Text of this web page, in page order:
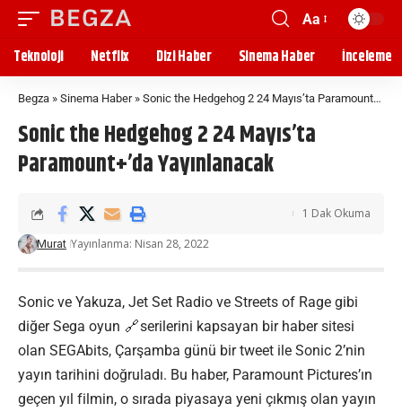
Aa
Teknoloji Netflix Dizi Haber Sinema Haber İnceleme
Begza » Sinema Haber» Sonic the Hedgehog 2 24 Mayıs’ta Paramount+’da Yayınlanacak
Sonic the Hedgehog 2 24 Mayıs’ta
Paramount+’da Yayınlanacak
Murat Yayınlanma: Nisan 28, 2022
1 Dak Okuma
Sonic ve Yakuza, Jet Set Radio ve Streets of Rage gibi
diğer Sega oyun
serilerini kapsayan bir haber sitesi
olan SEGAbits, Çarşamba günü bir tweet ile Sonic 2’nin
yayın tarihini doğruladı. Bu haber, Paramount Pictures’ın
geçen yıl filmin, o sırada piyasaya yeni çıkmış olan yayın